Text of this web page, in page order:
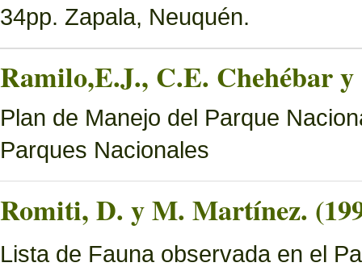
34pp. Zapala, Neuquén.
Ramilo,E.J., C.E. Chehébar
Plan de Manejo del Parque
Parques Nacionales
Romiti, D. y M. Martínez.
Lista de Fauna observada en el